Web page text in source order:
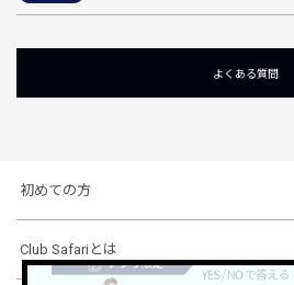
よくある質問
初めての方
Club Safariとは